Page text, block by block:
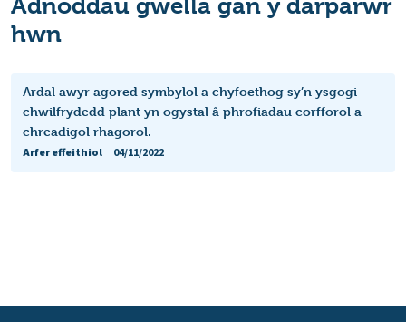
Adnoddau gwella gan y darparwr
hwn
Ardal awyr agored symbylol a chyfoethog sy’n ysgogi
chwilfrydedd plant yn ogystal â phrofiadau corfforol a
chreadigol rhagorol.
Arfer effeithiol
04/11/2022